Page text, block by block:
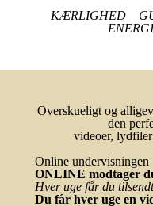
KÆRLIGHED
Overskueligt og
den
videoer,
Online undervisningen
ONLINE modtager
Hver uge får du
Du får hver uge en